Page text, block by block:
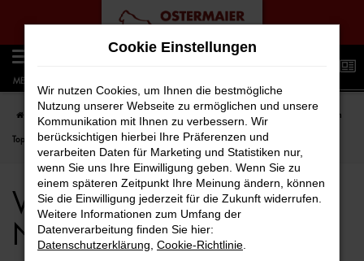
Zum
Hauptinhalt
springen
MENÜ
Startseite Hamburg VW VW Crafter für Hamburg Neuwagen
Top Angebote
VW Crafter für Hamburg
Neuwagen Top Angebote
Cookie Einstellungen
Wir nutzen Cookies, um Ihnen die bestmögliche
Nutzung unserer Webseite zu ermöglichen und unsere
Kommunikation mit Ihnen zu verbessern. Wir
berücksichtigen hierbei Ihre Präferenzen und
verarbeiten Daten für Marketing und Statistiken nur,
wenn Sie uns Ihre Einwilligung geben. Wenn Sie zu
einem späteren Zeitpunkt Ihre Meinung ändern, können
Sie die Einwilligung jederzeit für die Zukunft widerrufen.
Weitere Informationen zum Umfang der
Datenverarbeitung finden Sie hier:
Datenschutzerklärung Cookie-Richtlinie